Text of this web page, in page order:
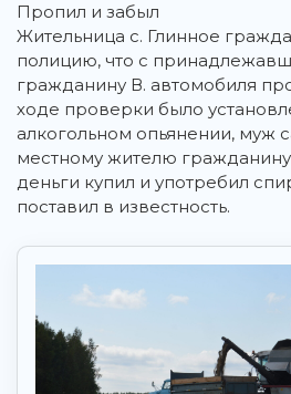
Пропил и забыл
Жительница с. Глинное
полицию, что с
гражданину В. автомобиля
ходе проверки было
алкогольном опьянении, муж
местному жителю
деньги купил и употребил
поставил в известность.